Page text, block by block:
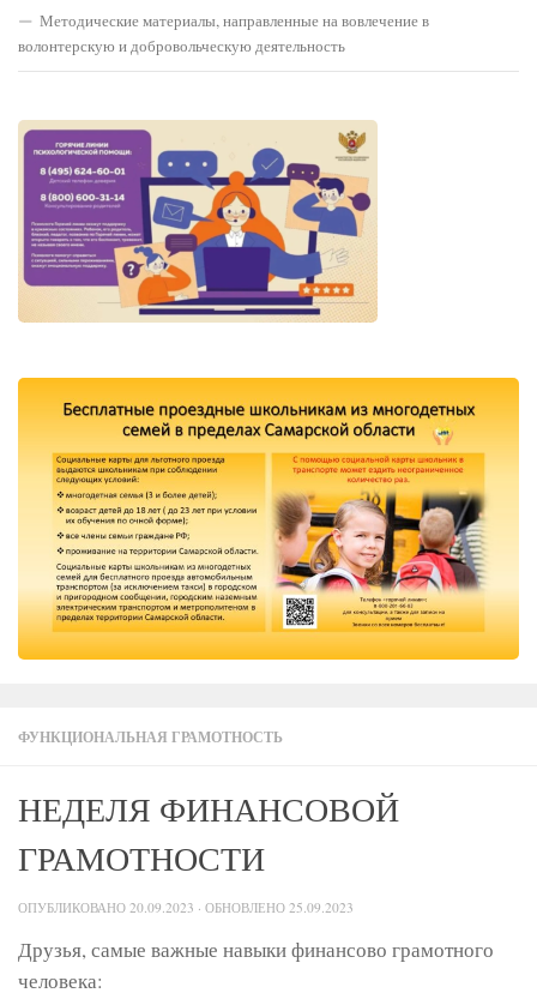
ФУНКЦИОНАЛЬНАЯ ГРАМОТНОСТЬ
НЕДЕЛЯ ФИНАНСОВОЙ
ГРАМОТНОСТИ
ОПУБЛИКОВАНО 20.09.2023 · ОБНОВЛЕНО 25.09.2023
Друзья, самые важные навыки финансово грамотного
человека:
Методические материалы, направленные на вовлечение в
волонтерскую и добровольческую деятельность